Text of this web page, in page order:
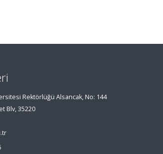
Rektörlüğü Alsancak, No: 144
Blv, 35220